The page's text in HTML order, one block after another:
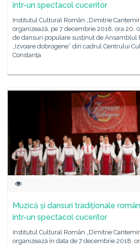
într-un spectacol cuceritor
Institutul Cultural Român „Dimitrie
organizează, pe 7 decembrie 2018, ora 20.
de dansuri populare susținut de Ansamblul
„Izvoare dobrogene” din cadrul Centrului
Constanța
Muzică și dansuri tradiționale
într-un spectacol cuceritor
Institutul Cultural Român „Dimitrie
organizează în data de 7 decembrie 2018,